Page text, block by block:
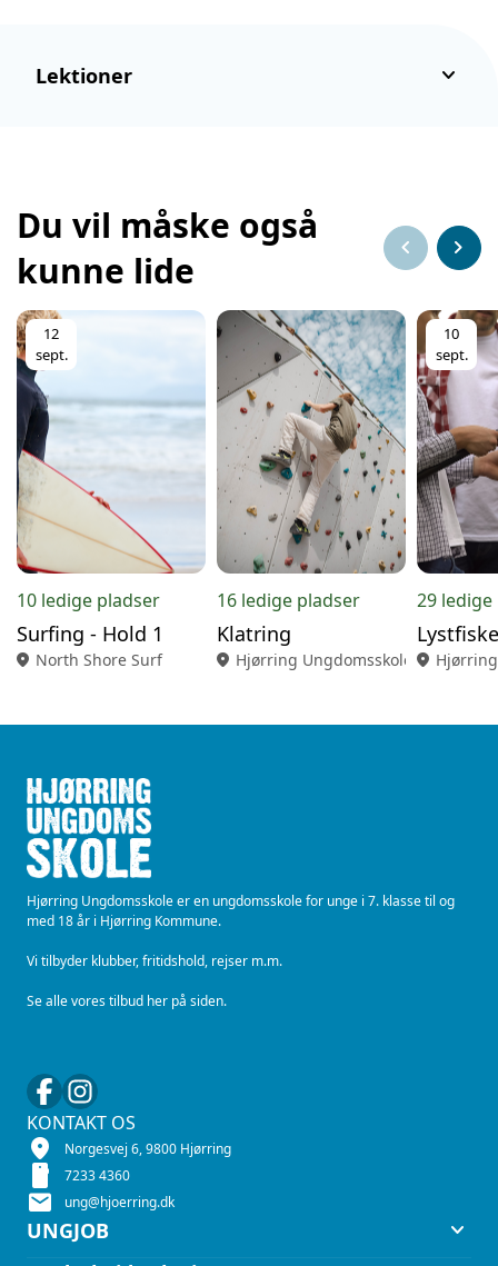
Lektioner keyboard_arrow_down
Du vil måske også
kunne lide
chevron_left chevron_right
12
sept.
10 ledige pladser
Surfing - Hold 1
location_on North Shore Surf
16 ledige pladser
Klatring
location_on Hjørring Ungdomsskole
10
sept.
29
location_on
Hjørring Ungdomsskole er en ungdomsskole for unge i 7. klasse til og
med 18 år i Hjørring Kommune.
Vi tilbyder klubber, fritidshold, rejser m.m.
Se alle vores tilbud her på siden.
KONTAKT OS
location_on Norgesvej 6, 9800 Hjørring
smartphone 7233 4360
mail ung@hjoerring.dk
UNGJOB keyboard_arrow_down